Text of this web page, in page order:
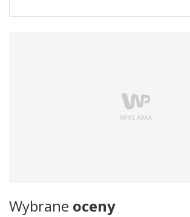
Wybrane oceny